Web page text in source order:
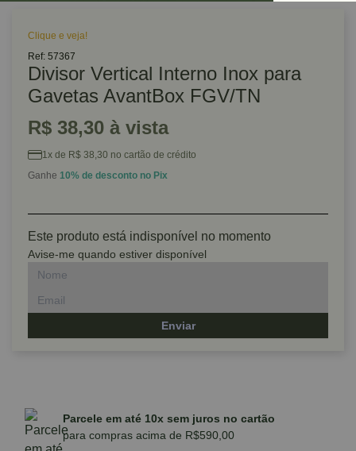
Clique e veja!
Ref: 57367
Divisor Vertical Interno Inox para
Gavetas AvantBox FGV/TN
R$ 38,30 à vista
1x de R$ 38,30 no cartão de crédito
Ganhe 10% de desconto no Pix
Este produto está indisponível no momento
Avise-me quando estiver disponível
Enviar
Parcele em até 10x sem juros no cartão
para compras acima de R$590,00